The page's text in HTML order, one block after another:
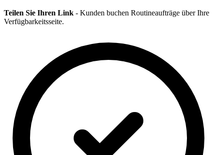
Teilen Sie Ihren Link - Kunden buchen Routineaufträge über Ihre
Verfügbarkeitsseite.